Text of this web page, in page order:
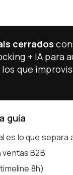
cerrados
+ IA para
que
guía
es lo que separa
B2B
8h)